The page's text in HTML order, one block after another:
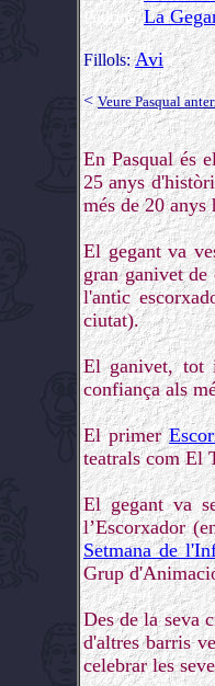
Padrins:La
Fillols:Avi
<Veure Pasqual
En Pasqual és
25 anys
més de 20
El gegant va
gran ganivet
l'antic
ciutat).
El ganivet, tot
confiança als
El primer
teatrals com El
El gegant va
l’Escorxador
Setmana de
Grup
Des de la seva
d'altres barris
celebrar les